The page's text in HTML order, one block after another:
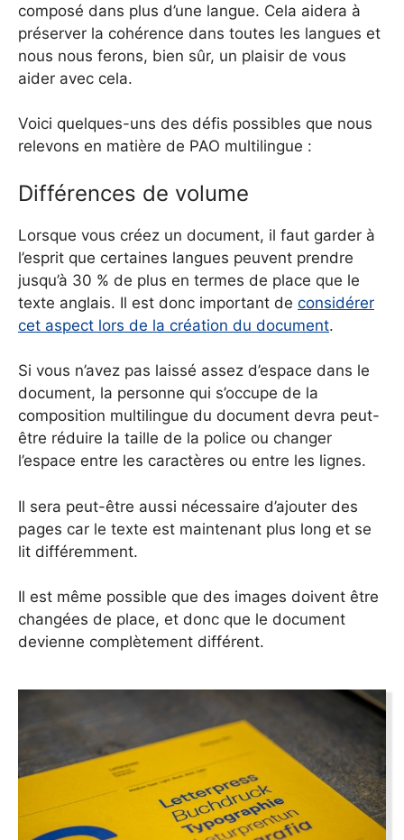
composé dans plus d’une langue. Cela aidera à
préserver la cohérence dans toutes les langues et
nous nous ferons, bien sûr, un plaisir de vous
aider avec cela.
Voici quelques-uns des défis possibles que nous
relevons en matière de PAO multilingue :
Différences de volume
Lorsque vous créez un document, il faut garder à
l’esprit que certaines langues peuvent prendre
jusqu’à 30 % de plus en termes de place que le
texte anglais. Il est donc important de considérer
cet aspect lors de la création du document.
Si vous n’avez pas laissé assez d’espace dans le
document, la personne qui s’occupe de la
composition multilingue du document devra peut-
être réduire la taille de la police ou changer
l’espace entre les caractères ou entre les lignes.
Il sera peut-être aussi nécessaire d’ajouter des
pages car le texte est maintenant plus long et se
lit différemment.
Il est même possible que des images doivent être
changées de place, et donc que le document
devienne complètement différent.